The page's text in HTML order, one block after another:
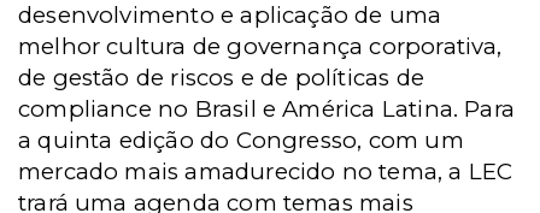
desenvolvimento e aplicação de uma
melhor cultura de governança corporativa,
de gestão de riscos e de políticas de
compliance no Brasil e América Latina. Para
a quinta edição do Congresso, com um
mercado mais amadurecido no tema, a LEC
trará uma agenda com temas mais